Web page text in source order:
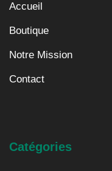
Accueil
Boutique
Notre Mission
Contact
Catégories